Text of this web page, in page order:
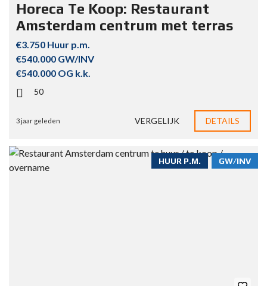
Horeca Te Koop: Restaurant
Amsterdam centrum met terras
€3.750 Huur p.m.
€540.000 GW/INV
€540.000 OG k.k.
50
3 jaar geleden VERGELIJK DETAILS
GW/INV
HUUR P.M.